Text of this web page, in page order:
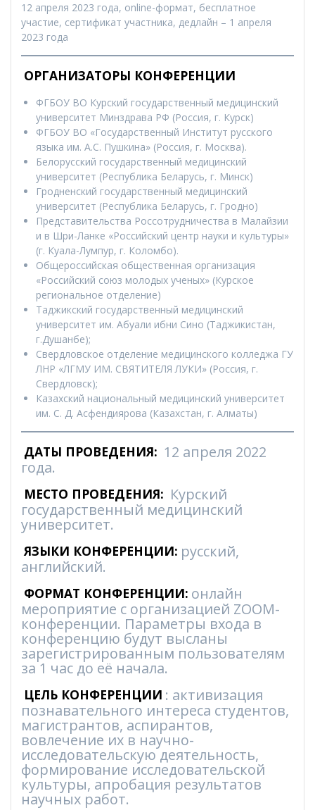
12 апреля 2023 года, online-формат, бесплатное
участие, сертификат участника, дедлайн – 1 апреля
2023 года
ОРГАНИЗАТОРЫ КОНФЕРЕНЦИИ
ФГБОУ ВО Курский государственный медицинский
университет Минздрава РФ (Россия, г. Курск)
ФГБОУ ВО «Государственный Институт русского
языка им. А.С. Пушкина» (Россия, г. Москва).
Белорусский государственный медицинский
университет (Республика Беларусь, г. Минск)
Гродненский государственный медицинский
университет (Республика Беларусь, г. Гродно)
Представительства Россотрудничества в Малайзии
и в Шри-Ланке «Российский центр науки и культуры»
(г. Куала-Лумпур, г. Коломбо).
Общероссийская общественная организация
«Российский союз молодых ученых» (Курское
региональное отделение)
Таджикский государственный медицинский
университет им. Абуали ибни Сино (Таджикистан,
г.Душанбе);
Свердловское отделение медицинского колледжа ГУ
ЛНР «ЛГМУ ИМ. СВЯТИТЕЛЯ ЛУКИ» (Россия, г.
Свердловск);
Казахский национальный медицинский университет
им. С. Д. Асфендиярова (Казахстан, г. Алматы)
ДАТЫ ПРОВЕДЕНИЯ: 12 апреля 2022
года.
МЕСТО ПРОВЕДЕНИЯ: Курский
государственный медицинский
университет.
ЯЗЫКИ КОНФЕРЕНЦИИ: русский,
английский.
ФОРМАТ КОНФЕРЕНЦИИ: онлайн
мероприятие с организацией ZOOM-
конференции. Параметры входа в
конференцию будут высланы
зарегистрированным пользователям
за 1 час до её начала.
ЦЕЛЬ КОНФЕРЕНЦИИ : активизация
познавательного интереса студентов,
магистрантов, аспирантов,
вовлечение их в научно-
исследовательскую деятельность,
формирование исследовательской
культуры, апробация результатов
научных работ.